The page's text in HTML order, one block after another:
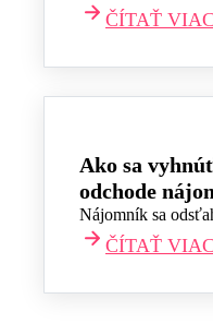
ČÍTAŤ VIAC
Ako sa
odchode
Nájomník sa
ČÍTAŤ VIAC